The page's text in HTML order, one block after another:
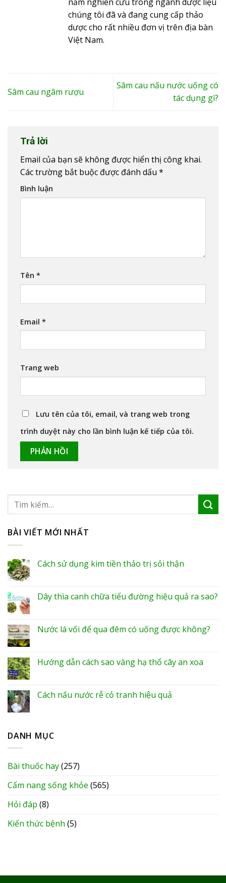
năm nghiên cứu trong ngành dược liệu
chúng tôi đã và đang cung cấp thảo
dược cho rất nhiều đơn vị trên địa bàn
Việt Nam.
Sâm cau ngâm rượu
Sâm cau nấu nước uống có
tác dụng gì?
Trả lời
Email của bạn sẽ không được hiển thị công khai.
Các trường bắt buộc được đánh dấu *
Bình luận
Tên *
Email *
Trang web
Lưu tên của tôi, email, và trang web trong
trình duyệt này cho lần bình luận kế tiếp của tôi.
BÀI VIẾT MỚI NHẤT
Cách sử dụng kim tiền thảo trị sỏi thận
Dây thìa canh chữa tiểu đường hiệu quả ra sao?
Nước lá vối để qua đêm có uống được không?
Hướng dẫn cách sao vàng hạ thổ cây an xoa
Cách nấu nước rễ cỏ tranh hiệu quả
DANH MỤC
Bài thuốc hay(257)
Cẩm nang sống khỏe (565)
Hỏi đáp (8)
Kiến thức bệnh (5)